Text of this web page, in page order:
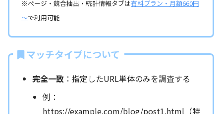
※ページ・競合抽出・統計情報タブは有料プラン・月額660円
～で利用可能
マッチタイプについて
完全一致 ：指定したURL単体のみを調査する
例：
https://example.com/blog/post1.html（特